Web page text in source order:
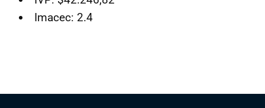
Imacec: 2.4